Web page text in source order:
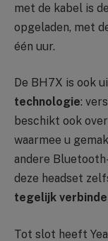
met de kabel is
opgeladen, met
één uur.
De BH7X is ook
technologie:
beschikt ook
waarmee u
andere
deze headset
tegelijk
Tot slot heeft